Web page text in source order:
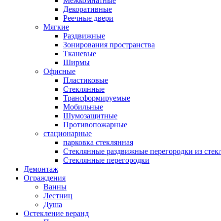
Декоративные
Реечные двери
Мягкие
Раздвижные
Зонирования пространства
Тканевые
Ширмы
Офисные
Пластиковые
Стеклянные
Трансформируемые
Мобильные
Шумозащитные
Противопожарные
стационарные
парковка стеклянная
Стеклянные раздвижные перегородки из
Стеклянные перегородки
Демонтаж
Ограждения
Ванны
Лестниц
Душа
Остекление веранд